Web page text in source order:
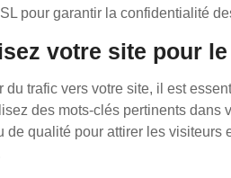
pour garantir la confidentialité
votre site pour
du trafic vers votre site, il est
des mots-clés pertinents dans
de qualité pour attirer les visiteurs